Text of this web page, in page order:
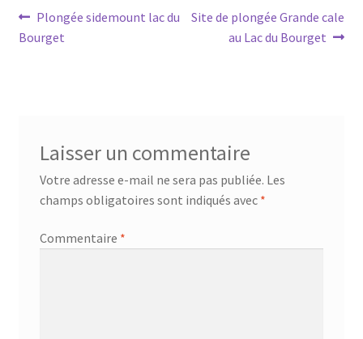
Navigation
de
Article
précédent :
Plongée sidemount lac du
Bourget
Article
suivant :
Site de plongée Grande cale
au Lac du Bourget
Laisser un commentaire
Votre adresse e-mail ne sera pas publiée. Les
champs obligatoires sont indiqués avec *
Commentaire *